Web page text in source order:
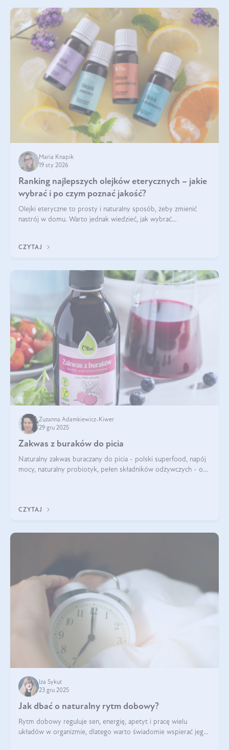
Maria Knapik
19 sty 2026
Ranking najlepszych olejków eterycznych – jakie
wybrać i po czym poznać jakość?
Olejki eteryczne to prosty i naturalny sposób, żeby zmienić
nastrój w domu. Warto jednak wiedzieć, jak wybrać
kryteria wyboru!
CZYTAJ
Zuzanna Adamkiewicz-Kiwer
29 gru 2025
Zakwas z buraków do picia
Naturalny zakwas buraczany do picia - polski superfood, napój
mocy, naturalny probiotyk, pełen składników odżywczych - o
CZYTAJ
Iza Sykut
23 gru 2025
Jak dbać o naturalny rytm dobowy?
Rytm dobowy reguluje sen, energię, apetyt i pracę wielu
układów w organizmie, dlatego warto świadomie wspierać jego